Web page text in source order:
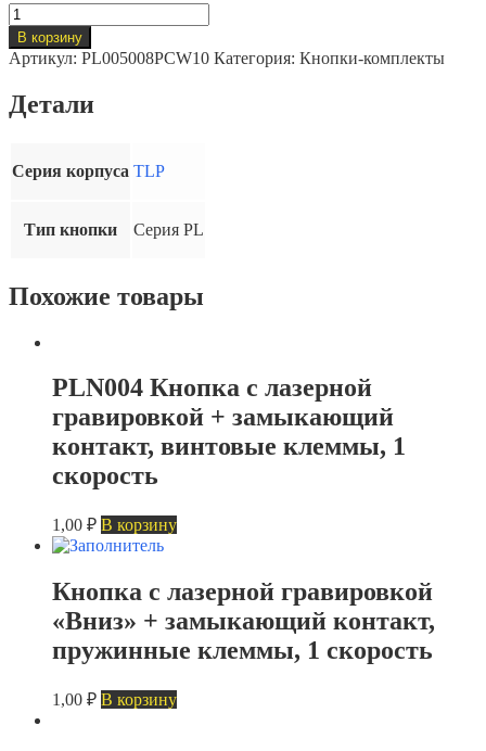
Количество
товара
PL005008
Кнопка
лазерной
замыкающий
клеммы,
В корзину
Артикул: PL005008PCW10 Категория: Кнопки-комплекты
Детали
Серия корпуса TLP
Тип кнопки Серия PL
Похожие товары
PLN004 Кнопка с лазерной
гравировкой + замыкающий
контакт, винтовые клеммы, 1
скорость
1,00 ₽ В корзину
Кнопка с лазерной гравировкой
«Вниз» + замыкающий контакт,
пружинные клеммы, 1 скорость
1,00 ₽ В корзину